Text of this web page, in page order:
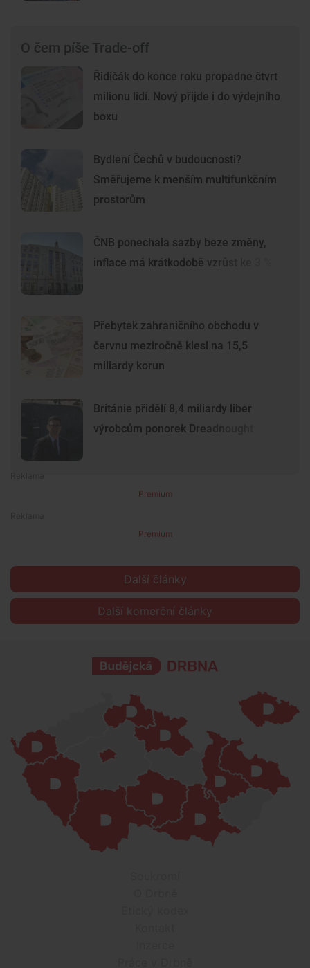
O čem píše Trade-off
Řidičák do konce roku propadne čtvrt
milionu lidí. Nový přijde i do výdejního
boxu
Bydlení Čechů v budoucnosti?
Směřujeme k menším multifunkčním
prostorům
ČNB ponechala sazby beze změny,
inflace má krátkodobě vzrůst ke 3 %
Přebytek zahraničního obchodu v
červnu meziročně klesl na 15,5
miliardy korun
Británie přidělí 8,4 miliardy liber
výrobcům ponorek Dreadnought
Premium
Premium
Další články
Další komerční články